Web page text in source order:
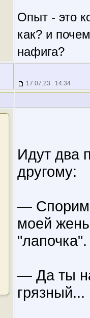
Опыт - это
как? и
нафига?
17.07.23 : 14:34
Идут два
другому:
— Спорим
моей
"лапочка".
— Да ты
грязный...